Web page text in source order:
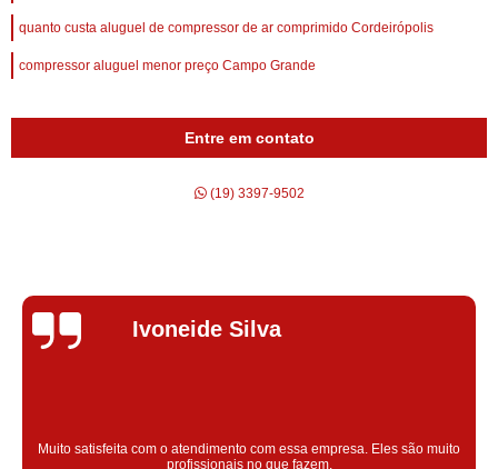
quanto custa aluguel de compressor de ar comprimido Cordeirópolis
compressor aluguel menor preço Campo Grande
Entre em contato
(19) 3397-9502
Silvana Alves
Super satisfeita com o serviço prestado, atendimento muito bom!
colaoradores educado e transparente, destaque para o colaborador